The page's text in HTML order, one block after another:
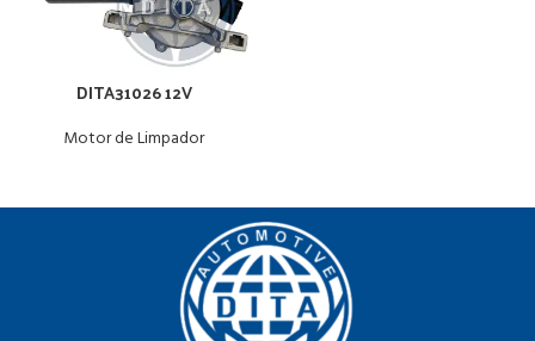
DITA31026 12V
Motor de Limpador